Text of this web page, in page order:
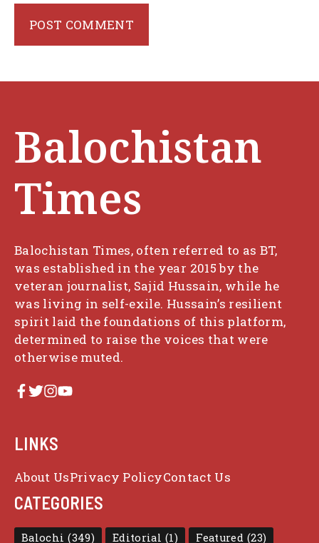
Balochistan
Times
Balochistan Times, often referred to as BT,
was established in the year 2015 by the
veteran journalist, Sajid Hussain, while he
was living in self-exile. Hussain’s resilient
spirit laid the foundations of this platform,
determined to raise the voices that were
otherwise muted.
LINKS
About UsPrivacy PolicyContact Us
CATEGORIES
Balochi (349) Editorial (1) Featured (23)